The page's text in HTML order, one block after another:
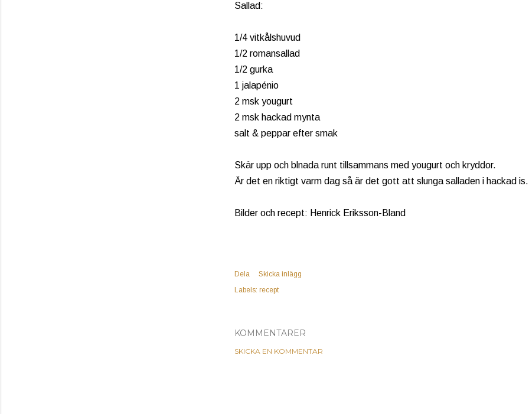
Sallad:
1/4 vitkålshuvud
1/2 romansallad
1/2 gurka
1 jalapénio
2 msk yougurt
2 msk hackad mynta
salt & peppar efter smak
Skär upp och blnada runt tillsammans med yougurt och kryddor.
Är det en riktigt varm dag så är det gott att slunga salladen i hackad
Bilder och recept: Henrick Eriksson-Bland
Dela
Skicka inlägg
Labels: recept
KOMMENTARER
SKICKA EN KOMMENTAR